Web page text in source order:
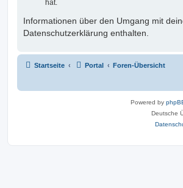
hat.
Informationen über den Umgang mit
Datenschutzerklärung enthalten.
Startseite Portal Foren-Übersicht
Powered by
Deutsche